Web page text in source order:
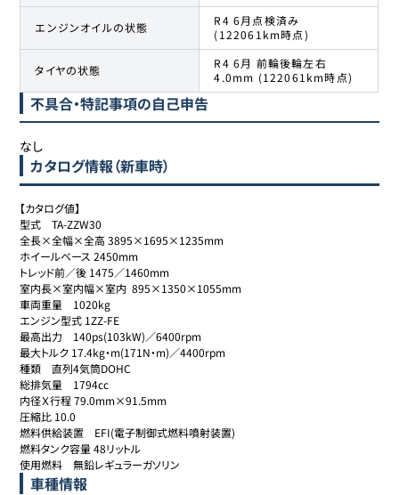
エンジンオイルの状態
R4 6月点検済み
(122061km時点)
タイヤの状態
R4 6月 前輪後輪左右
4.0mm (122061km時点)
不具合・特記事項の自己申告
なし
カタログ情報（新車時）
【カタログ値】
型式	TA-ZZW30
全長×全幅×全高 3895×1695×1235mm
ホイールベース 2450mm
トレッド前／後 1475／1460mm
室内長×室内幅×室内  895×1350×1055mm
車両重量	1020kg
エンジン型式 1ZZ-FE
最高出力	140ps(103kW)／6400rpm
最大トルク 17.4kg・m(171N・m)／4400rpm
種類	直列4気筒DOHC
総排気量	1794cc
内径Ｘ行程 79.0mm×91.5mm
圧縮比 10.0
燃料供給装置	EFI(電子制御式燃料噴射装置)
燃料タンク容量 48リットル
使用燃料	無鉛レギュラーガソリン
車種情報